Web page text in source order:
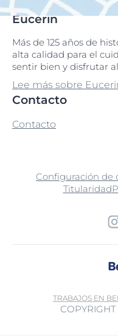
Eucerin
Más de 125 años de
alta calidad para el
sentir bien y disfrutar
Lee más sobre
Contacto
Contacto
Configuración de
Titularidad
TRABAJOS EN